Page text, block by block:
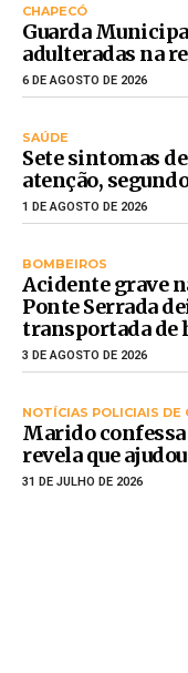
CHAPECÓ
Guarda
adulteradas na
6 DE AGOSTO DE 2026
SAÚDE
Sete sintomas
atenção,
1 DE AGOSTO DE 2026
BOMBEIROS
Acidente grave
Ponte Serrada
transportada de
3 DE AGOSTO DE 2026
NOTÍCIAS POLICIAIS DE
Marido
revela que
31 DE JULHO DE 2026